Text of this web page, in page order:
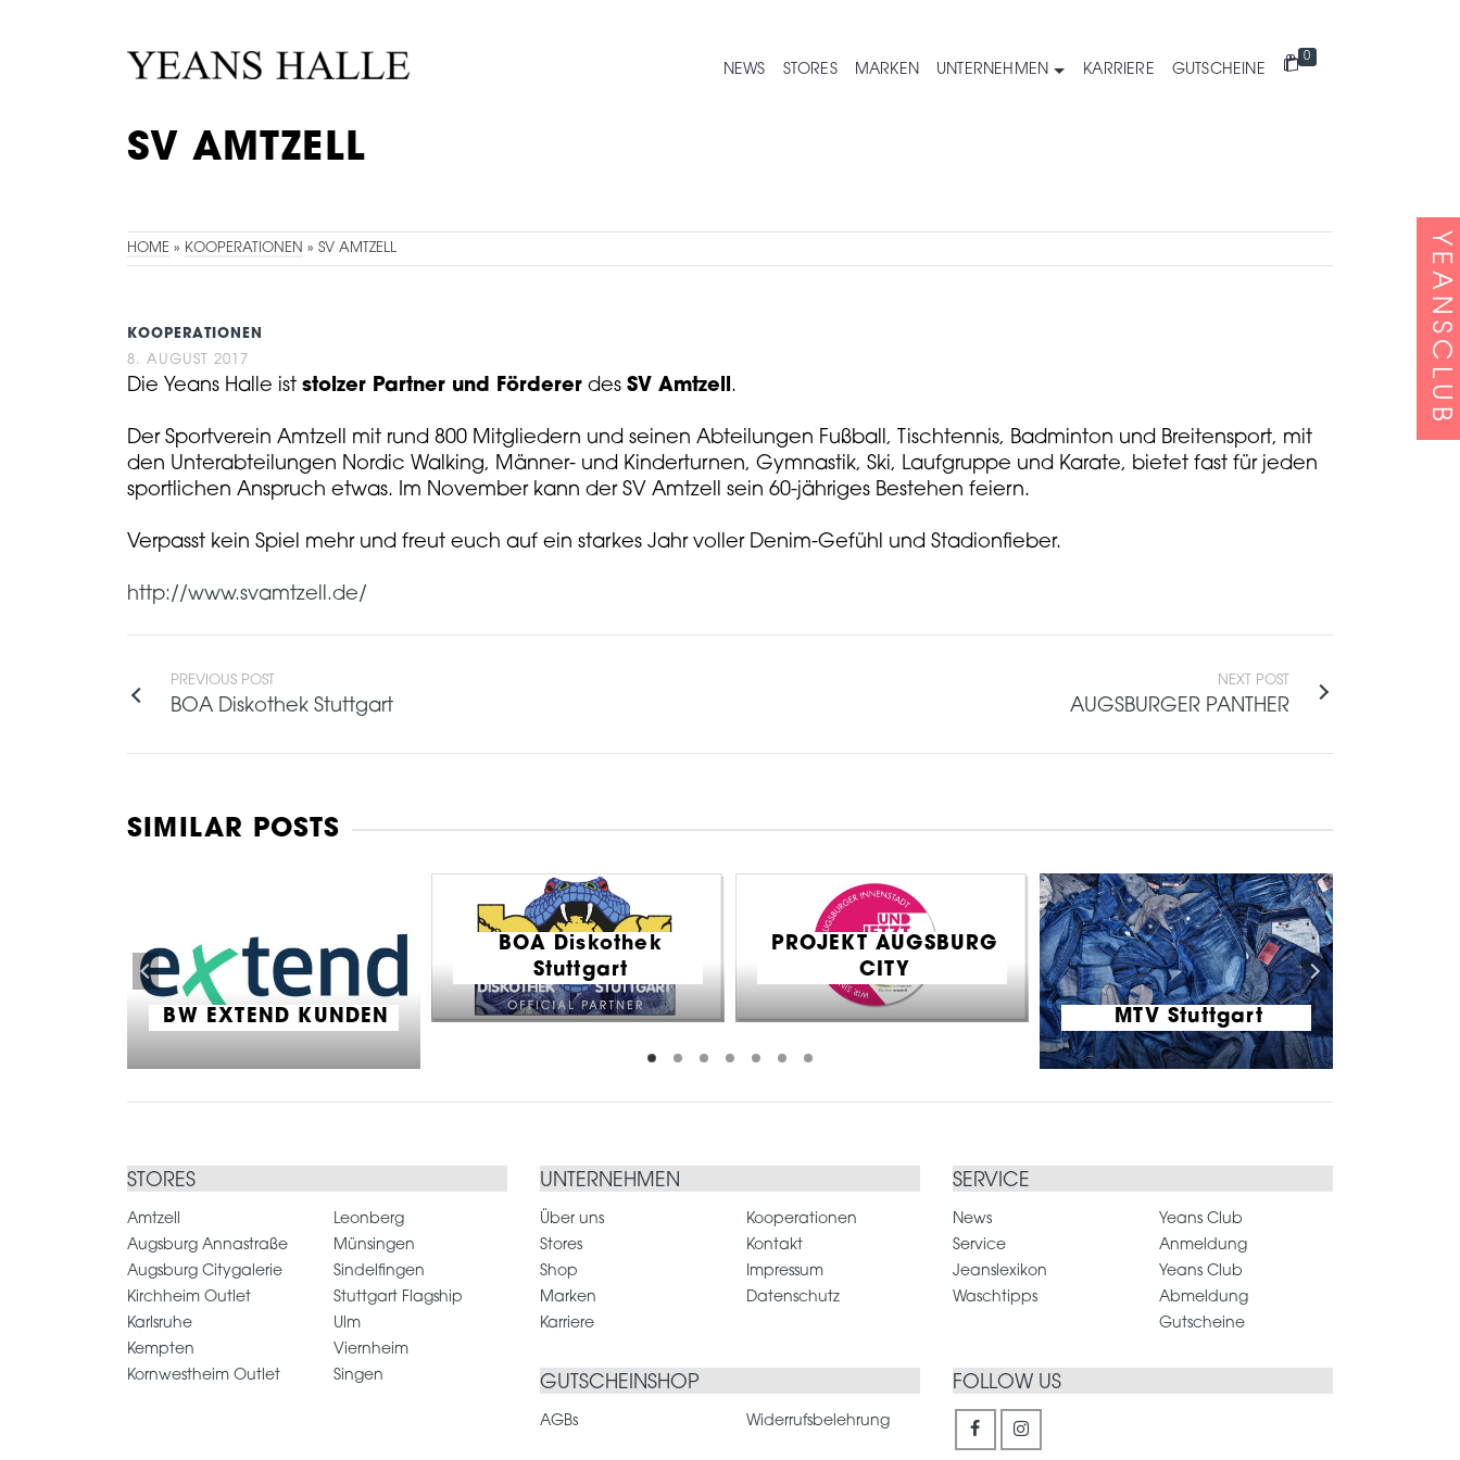
NEWS STORES MARKEN UNTERNEHMEN KARRIERE GUTSCHEINE
0
SV AMTZELL
HOME » KOOPERATIONEN » SV AMTZELL
KOOPERATIONEN
8. AUGUST 2017
Die Yeans Halle ist stolzer Partner und Förderer des SV Amtzell.
Der Sportverein Amtzell mit rund 800 Mitgliedern und seinen Abteilungen Fußball, Tischtennis, Badminton und Breitensport, mit
den Unterabteilungen Nordic Walking, Männer- und Kinderturnen, Gymnastik, Ski, Laufgruppe und Karate, bietet fast für jeden
sportlichen Anspruch etwas. Im November kann der SV Amtzell sein 60-jähriges Bestehen feiern.
Verpasst kein Spiel mehr und freut euch auf ein starkes Jahr voller Denim-Gefühl und Stadionfieber.
http://www.svamtzell.de/
PREVIOUS POST
BOA Diskothek Stuttgart
NEXT POST
AUGSBURGER PANTHER
SIMILAR POSTS
BW EXTEND KUNDEN
BOA Diskothek
Stuttgart
PROJEKT AUGSBURG
CITY
MTV Stuttgart
STORES
Amtzell
Augsburg Annastraße
Augsburg Citygalerie
Kirchheim Outlet
Karlsruhe
Kempten
Kornwestheim Outlet
Leonberg
Münsingen
Sindelfingen
Stuttgart Flagship
Ulm
Viernheim
Singen
UNTERNEHMEN
Über uns
Stores
Shop
Marken
Karriere
Kooperationen
Kontakt
Impressum
Datenschutz
GUTSCHEINSHOP
AGBs Widerrufsbelehrung
SERVICE
News
Service
Jeanslexikon
Waschtipps
Yeans Club
Anmeldung
Yeans Club
Abmeldung
Gutscheine
FOLLOW US
YEANSCLUB